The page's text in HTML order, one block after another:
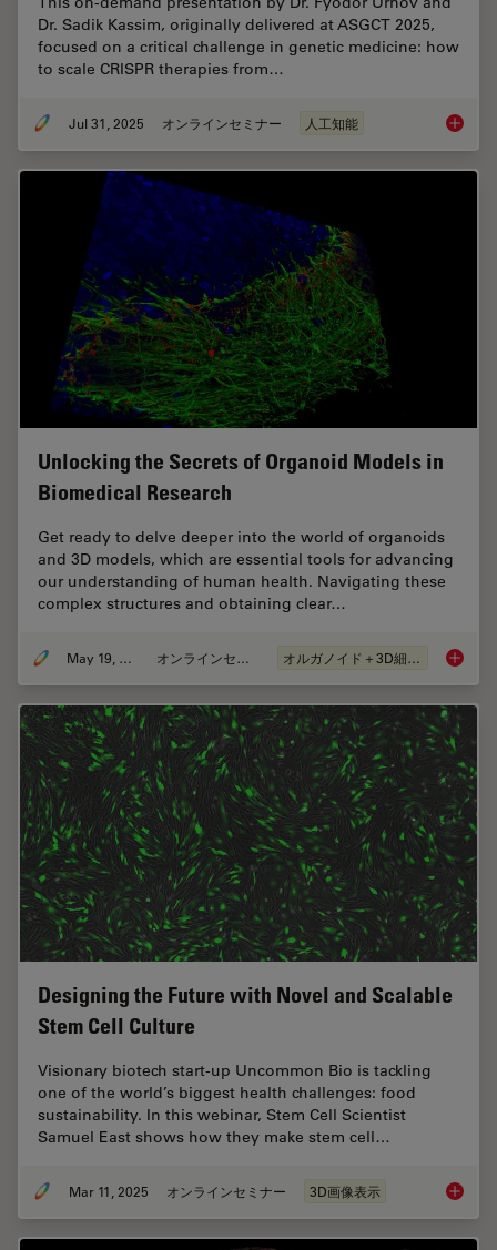
Dr. Sadik Kassim, originally delivered at ASGCT 2025,
focused on a critical challenge in genetic medicine: how
to scale CRISPR therapies from…
Jul 31, 2025 オンラインセミナー 人工知能
Unlocking the Secrets of Organoid Models in
Biomedical Research
Get ready to delve deeper into the world of organoids
and 3D models, which are essential tools for advancing
our understanding of human health. Navigating these
complex structures and obtaining clear…
May 19, 2025 オンラインセミナー オルガノイド＋3D細胞培養
Designing the Future with Novel and Scalable
Stem Cell Culture
Visionary biotech start-up Uncommon Bio is tackling
one of the world’s biggest health challenges: food
sustainability. In this webinar, Stem Cell Scientist
Samuel East shows how they make stem cell…
Mar 11, 2025 オンラインセミナー 3D画像表示